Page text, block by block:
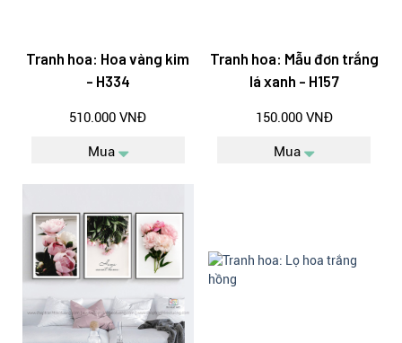
Tranh hoa: Hoa vàng kim
- H334
510.000 VNĐ
Mua
Tranh hoa: Mẫu đơn trắng
lá xanh - H157
150.000 VNĐ
Mua